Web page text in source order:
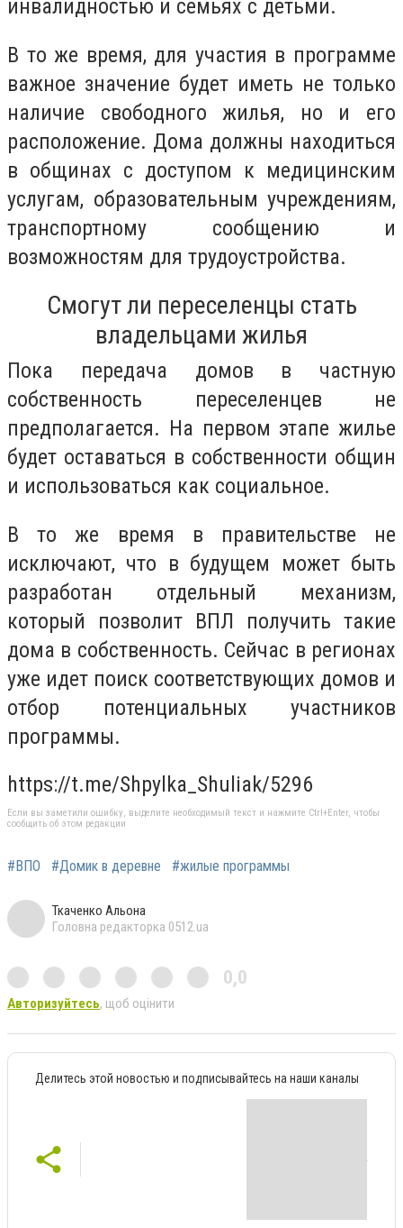
инвалидностью и семьях с детьми.
В то же время, для участия в программе
важное значение будет иметь не только
наличие свободного жилья, но и его
расположение. Дома должны находиться
в общинах с доступом к медицинским
услугам, образовательным учреждениям,
транспортному сообщению и
возможностям для трудоустройства.
Смогут ли переселенцы стать
владельцами жилья
Пока передача домов в частную
собственность переселенцев не
предполагается. На первом этапе жилье
будет оставаться в собственности общин
и использоваться как социальное.
В то же время в правительстве не
исключают, что в будущем может быть
разработан отдельный механизм,
который позволит ВПЛ получить такие
дома в собственность. Сейчас в регионах
уже идет поиск соответствующих домов и
отбор потенциальных участников
программы.
https://t.me/Shpylka_Shuliak/5296
Если вы заметили ошибку, выделите необходимый текст и нажмите Ctrl+Enter, чтобы
сообщить об этом редакции
#ВПО #Домик в деревне #жилые программы
Ткаченко Альона
Головна редакторка 0512.ua
0,0
Авторизуйтесь, щоб оцінити
Делитесь этой новостью и подписывайтесь на наши каналы